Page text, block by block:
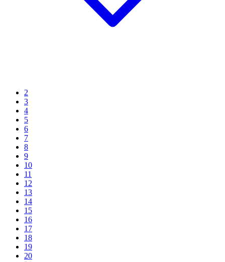
2
3
4
5
6
7
8
9
10
11
12
13
14
15
16
17
18
19
20